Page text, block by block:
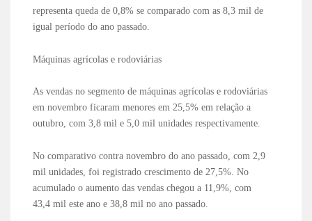
representa queda de 0,8% se comparado com as 8,3 mil de
igual período do ano passado.
Máquinas agrícolas e rodoviárias
As vendas no segmento de máquinas agrícolas e rodoviárias
em novembro ficaram menores em 25,5% em relação a
outubro, com 3,8 mil e 5,0 mil unidades respectivamente.
No comparativo contra novembro do ano passado, com 2,9
mil unidades, foi registrado crescimento de 27,5%. No
acumulado o aumento das vendas chegou a 11,9%, com
43,4 mil este ano e 38,8 mil no ano passado.